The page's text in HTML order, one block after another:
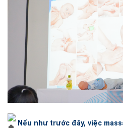
Nếu như trước đây, việc